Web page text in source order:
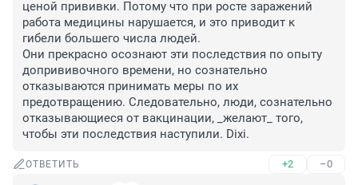
ценой прививки. Потому что при росте заражений
работа медицины нарушается, и это приводит к
гибели большего числа людей.
Они прекрасно осознают эти последствия по опыту
допрививочного времени, но сознательно
отказываются принимать меры по их
предотвращению. Следовательно, люди, сознательно
отказывающиеся от вакцинации, _желают_ того,
чтобы эти последствия наступили. Dixi.
ОТВЕТИТЬ +2 –0